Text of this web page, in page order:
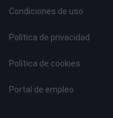
Condiciones de uso
Política de privacidad
Política de cookies
Portal de empleo